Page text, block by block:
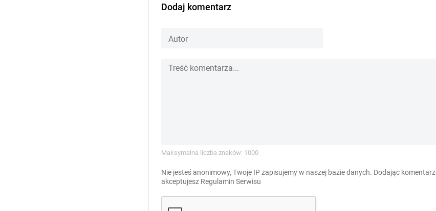
Dodaj komentarz
Maksymalna liczba znaków: 1000
Nie jesteś anonimowy, Twoje IP zapisujemy w naszej bazie danych. Dodając komentarz
akceptujesz Regulamin Serwisu